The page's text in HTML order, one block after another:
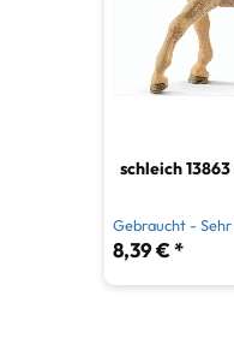
schleich
Gebraucht -
8,39 € *